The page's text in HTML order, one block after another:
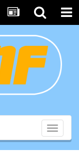
Toggle